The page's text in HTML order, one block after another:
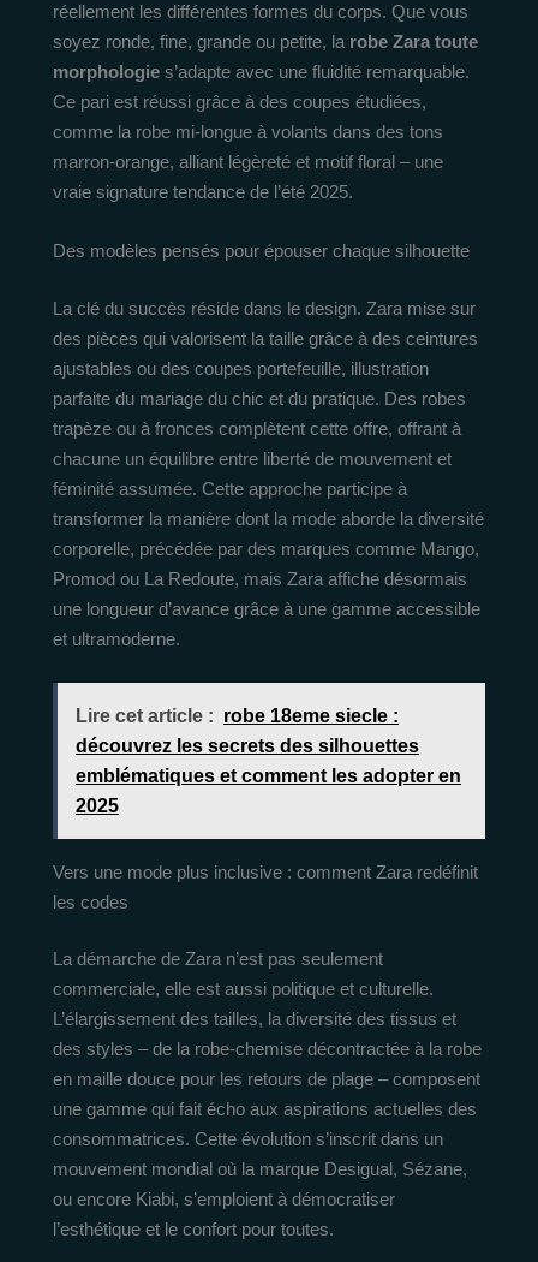
réellement les différentes formes du corps. Que vous
soyez ronde, fine, grande ou petite, la robe Zara toute
morphologie s’adapte avec une fluidité remarquable.
Ce pari est réussi grâce à des coupes étudiées,
comme la robe mi-longue à volants dans des tons
marron-orange, alliant légèreté et motif floral – une
vraie signature tendance de l’été 2025.
Des modèles pensés pour épouser chaque silhouette
La clé du succès réside dans le design. Zara mise sur
des pièces qui valorisent la taille grâce à des ceintures
ajustables ou des coupes portefeuille, illustration
parfaite du mariage du chic et du pratique. Des robes
trapèze ou à fronces complètent cette offre, offrant à
chacune un équilibre entre liberté de mouvement et
féminité assumée. Cette approche participe à
transformer la manière dont la mode aborde la diversité
corporelle, précédée par des marques comme Mango,
Promod ou La Redoute, mais Zara affiche désormais
une longueur d’avance grâce à une gamme accessible
et ultramoderne.
Lire cet article : robe 18eme siecle :
découvrez les secrets des silhouettes
emblématiques et comment les adopter en
2025
Vers une mode plus inclusive : comment Zara redéfinit
les codes
La démarche de Zara n’est pas seulement
commerciale, elle est aussi politique et culturelle.
L’élargissement des tailles, la diversité des tissus et
des styles – de la robe-chemise décontractée à la robe
en maille douce pour les retours de plage – composent
une gamme qui fait écho aux aspirations actuelles des
consommatrices. Cette évolution s’inscrit dans un
mouvement mondial où la marque Desigual, Sézane,
ou encore Kiabi, s’emploient à démocratiser
l’esthétique et le confort pour toutes.